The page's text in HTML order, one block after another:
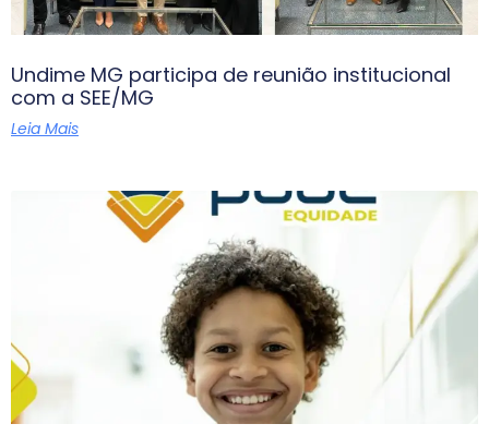
Undime MG participa de reunião institucional
com a SEE/MG
Leia Mais